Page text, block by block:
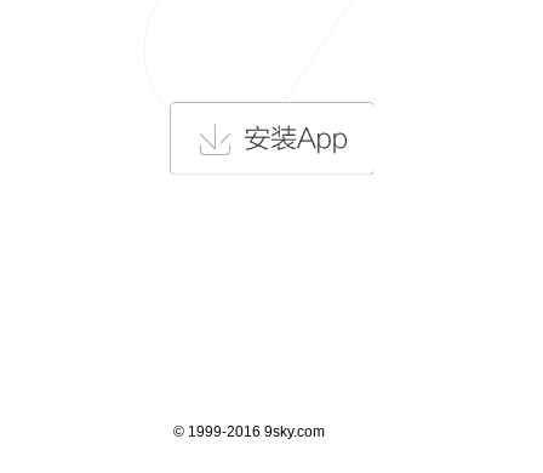
© 1999-2016 9sky.com